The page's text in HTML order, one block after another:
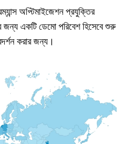
অপ্টিমাইজেশন প্রযুক্তির
একটি ডেমো পরিবেশ হিসেবে শুরু
করার জন্য।